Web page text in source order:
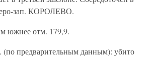
зап. КОРОЛЕВО.
южнее отм. 179,9.
(по предварительным данным): убито